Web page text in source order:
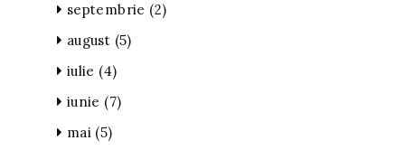
septembrie (2)
august (5)
iulie (4)
iunie (7)
mai (5)